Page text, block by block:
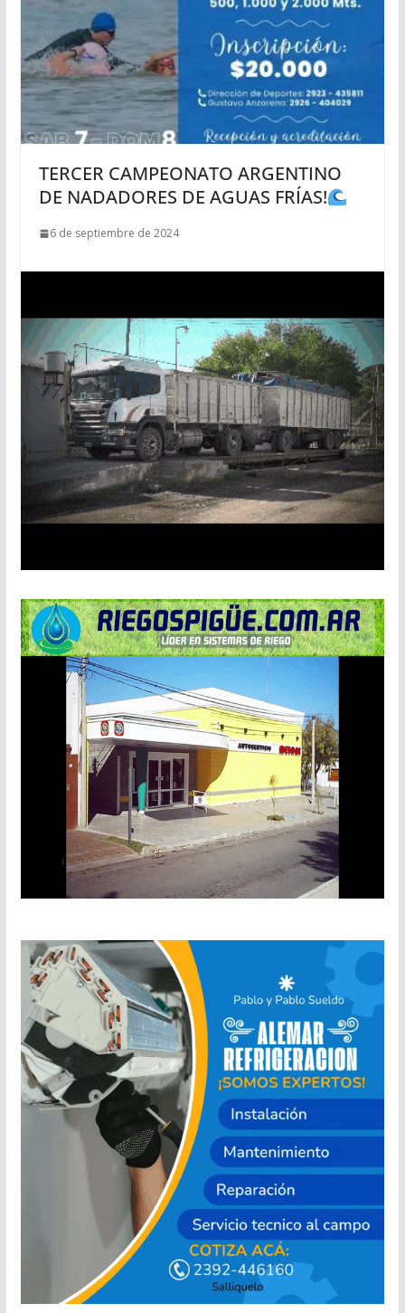
TERCER CAMPEONATO ARGENTINO
DE NADADORES DE AGUAS FRÍAS!
6 de septiembre de 2024